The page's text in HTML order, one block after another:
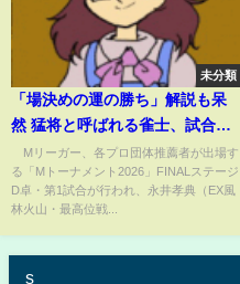
未分類
「場決めの運の勝ち」解説も呆
然 猛将と呼ばれる雀士、試合開
始からわずか5巡・1分47秒での
親満貫炸裂「誰が勝てるの？」
「バグってない？？」と困惑の
(ABEMA TIMES)
Mリーガー、各プロ団体推薦者が出場す
る「Mトーナメント2026」FINALステージ
D卓・第1試合が行われ、永井孝典（EX風
林火山・最高位戦...
s